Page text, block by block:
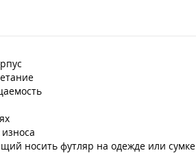
носить футляр на одежде или сумке